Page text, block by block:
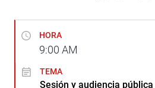
HORA
9:00 AM
TEMA
Sesión y audiencia